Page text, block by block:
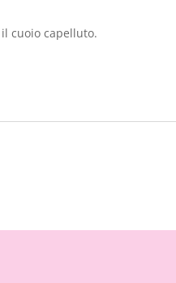
cuoio capelluto.